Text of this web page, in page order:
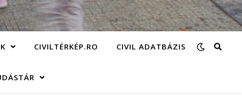
CIVILTÉRKÉP.RO CIVIL ADATBÁZIS